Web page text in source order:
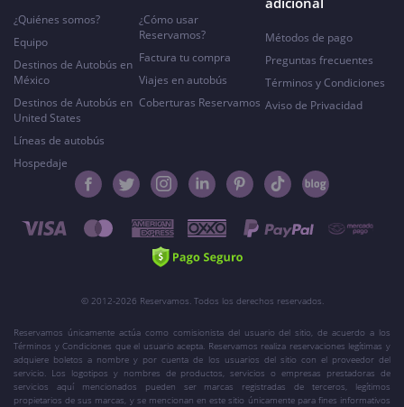
¿Quiénes somos?
Equipo
Destinos de Autobús en
México
Destinos de Autobús en
United States
Líneas de autobús
Hospedaje
¿Cómo usar
Reservamos?
Factura tu compra
Viajes en autobús
Coberturas Reservamos
Métodos de pago
Preguntas frecuentes
Términos y Condiciones
Aviso de Privacidad
© 2012-2026 Reservamos. Todos los derechos reservados.
Reservamos únicamente actúa como comisionista del usuario del sitio, de acuerdo a los
Términos y Condiciones que el usuario acepta. Reservamos realiza reservaciones legítimas y
adquiere boletos a nombre y por cuenta de los usuarios del sitio con el proveedor del
servicio. Los logotipos y nombres de productos, servicios o empresas prestadoras de
servicios aquí mencionados pueden ser marcas registradas de terceros, legítimos
propietarios de sus marcas, y se mencionan en este sitio únicamente para fines informativos